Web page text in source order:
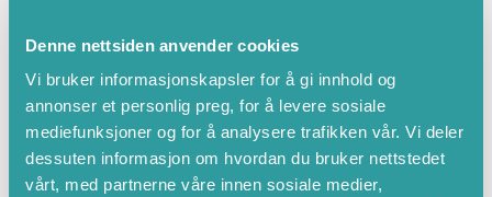
Denne nettsiden anvender cookies
Vi bruker informasjonskapsler for å gi innhold og
annonser et personlig preg, for å levere sosiale
mediefunksjoner og for å analysere trafikken vår. Vi deler
dessuten informasjon om hvordan du bruker nettstedet
vårt, med partnerne våre innen sosiale medier,